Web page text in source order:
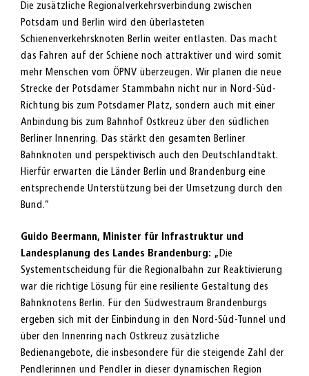
Die zusätzliche Regionalverkehrsverbindung zwischen
Potsdam und Berlin wird den überlasteten
Schienenverkehrsknoten Berlin weiter entlasten. Das macht
das Fahren auf der Schiene noch attraktiver und wird somit
mehr Menschen vom ÖPNV überzeugen. Wir planen die neue
Strecke der Potsdamer Stammbahn nicht nur in Nord-Süd-
Richtung bis zum Potsdamer Platz, sondern auch mit einer
Anbindung bis zum Bahnhof Ostkreuz über den südlichen
Berliner Innenring. Das stärkt den gesamten Berliner
Bahnknoten und perspektivisch auch den Deutschlandtakt.
Hierfür erwarten die Länder Berlin und Brandenburg eine
entsprechende Unterstützung bei der Umsetzung durch den
Bund.“
Guido Beermann, Minister für Infrastruktur und
Landesplanung des Landes Brandenburg: „Die
Systementscheidung für die Regionalbahn zur Reaktivierung
war die richtige Lösung für eine resiliente Gestaltung des
Bahnknotens Berlin. Für den Südwestraum Brandenburgs
ergeben sich mit der Einbindung in den Nord-Süd-Tunnel und
über den Innenring nach Ostkreuz zusätzliche
Bedienangebote, die insbesondere für die steigende Zahl der
Pendlerinnen und Pendler in dieser dynamischen Region